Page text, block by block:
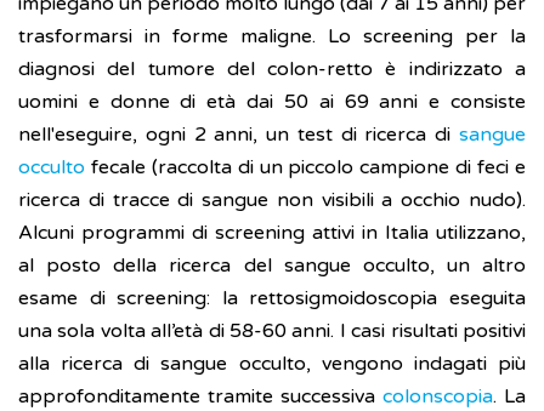
trasformarsi in forme maligne. Lo screening per la
diagnosi del tumore del colon-retto è indirizzato a
uomini e donne di età dai 50 ai 69 anni e consiste
nell'eseguire, ogni 2 anni, un test di ricerca di sangue
occulto fecale (raccolta di un piccolo campione di feci e
ricerca di tracce di sangue non visibili a occhio nudo).
Alcuni programmi di screening attivi in Italia utilizzano,
al posto della ricerca del sangue occulto, un altro
esame di screening: la rettosigmoidoscopia eseguita
una sola volta all’età di 58-60 anni. I casi risultati positivi
alla ricerca di sangue occulto, vengono indagati più
approfonditamente tramite successiva colonscopia. La